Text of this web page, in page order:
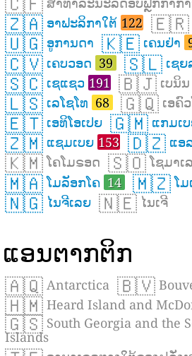
🇿🇦 ອາຟະລິກາໃຕ້ 122 🇪🇷
🇺🇬 ອູການດາ 🇰🇪 ເຄນຢ່າ
🇨🇻 ເຄບວອດ 39 🇸🇱 ເຊ
🇸🇨 ເຊແຊວ 191 🇧🇯 ເບນິນ
🇱🇸 ເລໂຊໂທ 68 🇬🇶 ເອຄົ
🇪🇹 ເອທິໂອເປຍ 🇬🇲 ແກມເ
🇿🇲 ແຊມເບຍ 153 🇩🇿 ແອ
🇰🇲ໂຄໂມຣອດ 🇸🇴ໂຊມາເ
🇲🇦ໂມລັອກໂຄ 14 🇲🇿ໂ
🇳🇬 ໄນຈີເລຍ 🇳🇪 ໄນເຈີ
ແອນຕາກຕິກ
🇦🇶 Antarctica 🇧🇻
🇭🇲 Heard Island and
🇬🇸 South Georgia and the
Islands